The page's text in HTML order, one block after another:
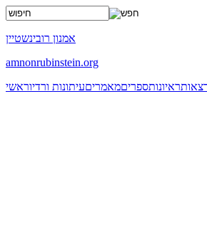
אמנון רובינשטיין
amnonrubinstein.org
x
ראשיעיתונות ורדיומאמריםספריםראיונות